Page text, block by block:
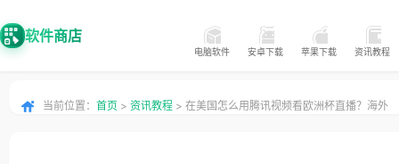
软件商店
电脑软件 安卓下载 苹果下载 资讯教程
当前位置： 首页 > 资讯教程 > 在美国怎么用腾讯视频看欧洲杯直播？海外